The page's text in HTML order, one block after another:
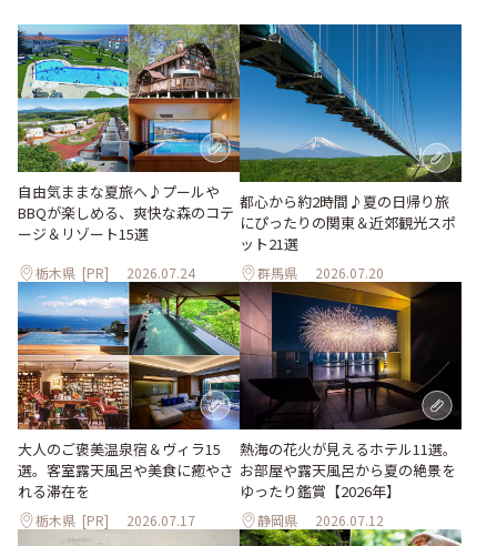
自由気ままな夏旅へ♪プールや
BBQが楽しめる、爽快な森のコテ
ージ＆リゾート15選
栃木県 [PR] 2026.07.24
都心から約2時間♪夏の日帰り旅
にぴったりの関東＆近郊観光スポ
ット21選
群馬県 2026.07.20
大人のご褒美温泉宿＆ヴィラ15
選。客室露天風呂や美食に癒やさ
れる滞在を
栃木県 [PR] 2026.07.17
熱海の花火が見えるホテル11選。
お部屋や露天風呂から夏の絶景を
ゆったり鑑賞【2026年】
静岡県 2026.07.12